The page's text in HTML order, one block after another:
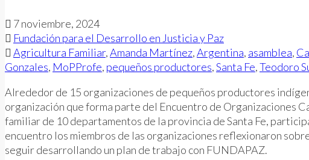
7 noviembre, 2024
Fundación para el Desarrollo en Justicia y Paz
Agricultura Familiar,Amanda Martínez,Argentina, asamblea,
Gonzales, MoPProfe, pequeños productores,Santa Fe,Teodoro
Alrededor de 15 organizaciones de pequeños productores
organización que forma parte del Encuentro de Organizaciones
familiar de 10 departamentos de la provincia de Santa Fe,
encuentro los miembros de las organizaciones reflexionaron
seguir desarrollando un plan de trabajo con FUNDAPAZ.